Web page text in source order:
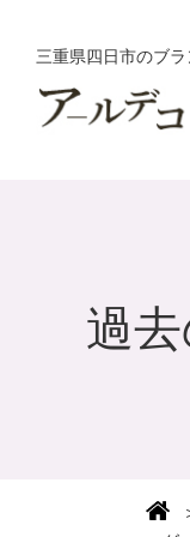
三重県四日市のブ
過